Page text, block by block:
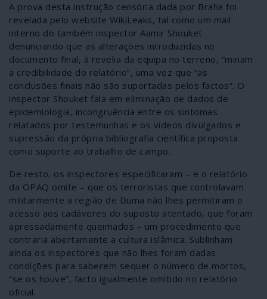
A prova desta instrução censória dada por Braha foi
revelada pelo website WikiLeaks, tal como um mail
interno do também inspector Aamir Shouket
denunciando que as alterações introduzidas no
documento final, à revelia da equipa no terreno, “minam
a credibilidade do relatório”, uma vez que “as
conclusões finais não são suportadas pelos factos”. O
inspector Shouket fala em eliminação de dados de
epidemiologia, incongruência entre os sintomas
relatados por testemunhas e os vídeos divulgados e
supressão da própria bibliografia científica proposta
como suporte ao trabalho de campo.
De resto, os inspectores especificaram – e o relatório
da OPAQ omite – que os terroristas que controlavam
militarmente a região de Duma não lhes permitiram o
acesso aos cadáveres do suposto atentado, que foram
apressadamente queimados – um procedimento que
contraria abertamente a cultura islâmica. Sublinham
ainda os inspectores que não lhes foram dadas
condições para saberem sequer o número de mortos,
“se os houve”, facto igualmente omitido no relatório
oficial.